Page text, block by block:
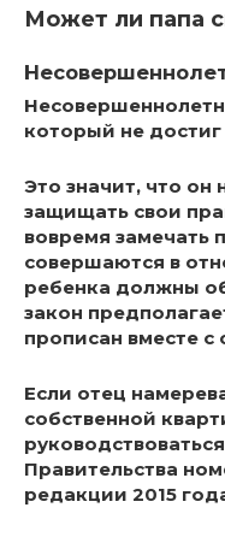
Может ли папа
который не достиг
Это значит, что он
защищать свои
вовремя замечать
совершаются в
ребенка должны
закон
прописан вместе с
Если отец
собственной
Правительства
редакции 2015